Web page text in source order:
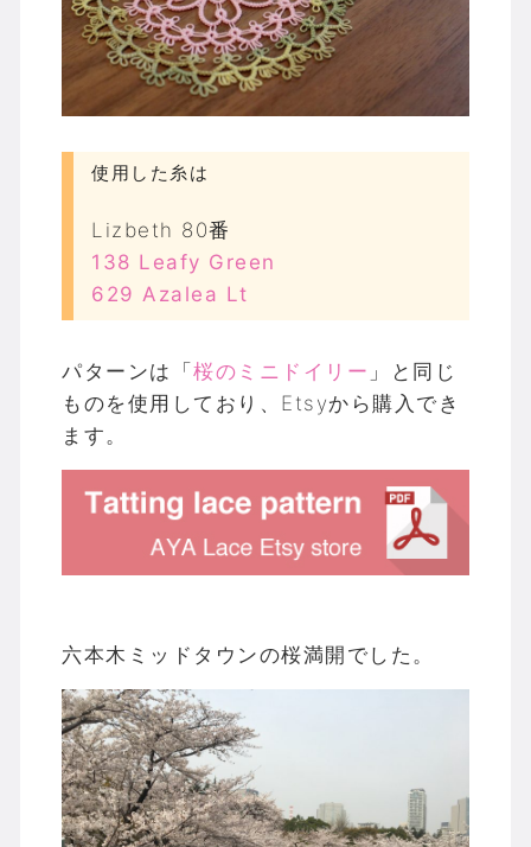
使用した糸は
Lizbeth 80番
138 Leafy Green
629 Azalea Lt
パターンは「桜のミニドイリー 」と同じ
ものを使用しており、Etsyから購入でき
ます。
六本木ミッドタウンの桜満開でした。